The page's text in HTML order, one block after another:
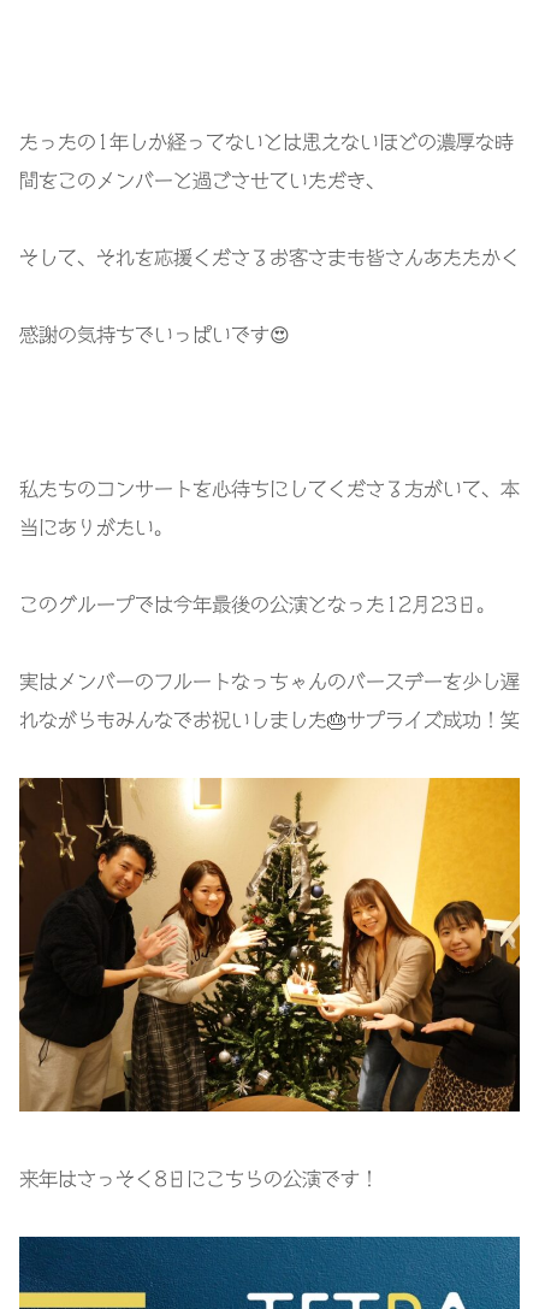
たったの1年しか経ってないとは思えないほどの濃厚な時
間をこのメンバーと過ごさせていただき、
そして、それを応援くださるお客さまも皆さんあたたかく
感謝の気持ちでいっぱいです😍
私たちのコンサートを心待ちにしてくださる方がいて、本
当にありがたい。
このグループでは今年最後の公演となった12月23日。
実はメンバーのフルートなっちゃんのバースデーを少し遅
れながらもみんなでお祝いしました🎂サプライズ成功！笑
来年はさっそく8日にこちらの公演です！